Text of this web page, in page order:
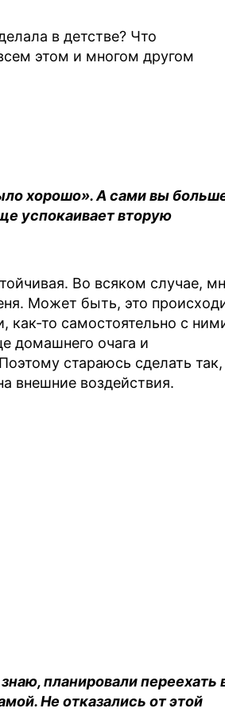
в детстве? Что
этом и многом другом
хорошо». А сами вы
успокаивает вторую
Во всяком случае,
Может быть, это
как-то самостоятельно с
домашнего очага и
стараюсь сделать так,
внешние воздействия.
планировали переехать
Не отказались от этой